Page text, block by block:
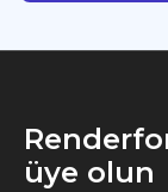
üye olun